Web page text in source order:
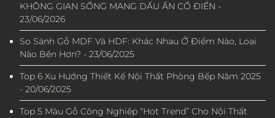
KHÔNG GIAN SỐNG MANG DẤU ẤN CỔ ĐIỂN -
23/06/2026
So Sánh Gỗ MDF Và HDF: Khác Nhau Ở Điểm Nào, Loại
Nào Bền Hơn? - 23/06/2025
Top 6 Xu Hướng Thiết Kế Nội Thất Phòng Bếp Năm 2025
- 20/06/2025
Top 5 Màu Gỗ Công Nghiệp “Hot Trend” Cho Nội Thất